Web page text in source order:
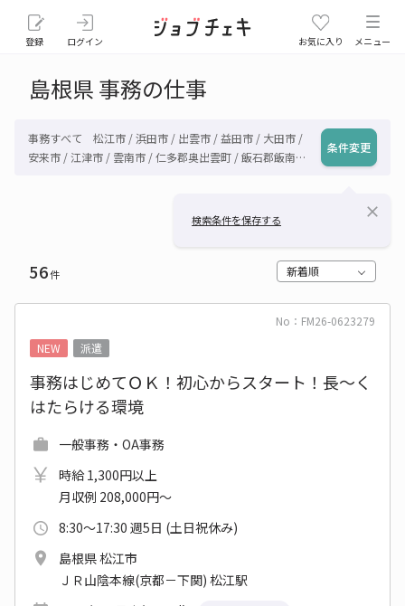
登録 ログイン お気に入り メニュー
島根県 事務の仕事
事務すべて 松江市 / 浜田市 / 出雲市 / 益田市 / 大田市 /
安来市 / 江津市 / 雲南市 / 仁多郡奥出雲町 / 飯石郡飯南町
隠岐郡知夫村 / 隠岐郡隠岐の島町 / その他島根県
条件変更
検索条件を保存する close
56件 新着順
No：FM26-0623279
NEW
派遣
事務はじめてＯＫ！初心からスタート！長～く
はたらける環境
一般事務・OA事務
時給 1,300円以上
月収例 208,000円～
8:30～17:30 週5日 (土日祝休み)
島根県 松江市
ＪＲ山陰本線(京都－下関) 松江駅